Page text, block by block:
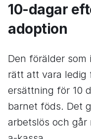
10-dagar
adoption
Den förälder
rätt att vara ledig
ersättning för 10
barnet föds. Det
arbetslös och går